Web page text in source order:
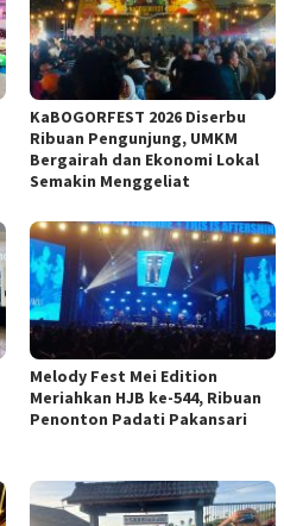
KaBOGORFEST 2026 Diserbu
Ribuan Pengunjung, UMKM
Bergairah dan Ekonomi Lokal
Semakin Menggeliat
Melody Fest Mei Edition
Meriahkan HJB ke-544, Ribuan
Penonton Padati Pakansari